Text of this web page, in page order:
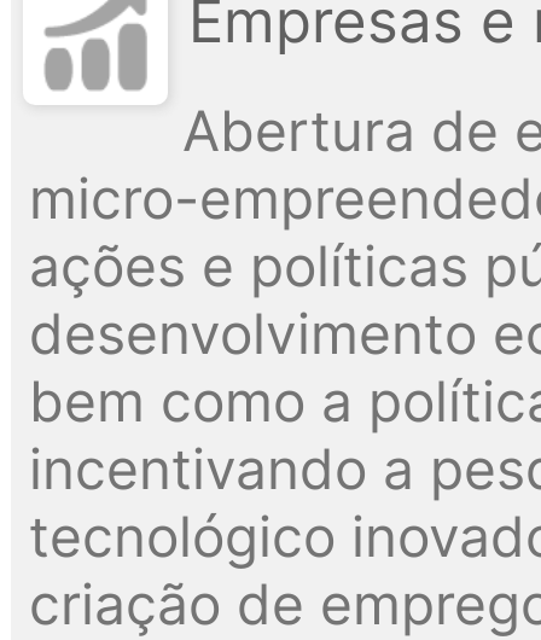
Empresas
Abertura de
micro-
ações e políticas
desenvolvimento
bem como a
incentivando a
tecnológico
criação de